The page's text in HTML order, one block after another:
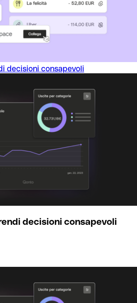
decisioni consapevoli
decisioni consapevoli